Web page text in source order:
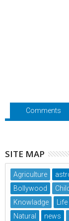
Comments
SITE MAP
Agriculture
Bollywood
Knowladge
Life
Natural
news